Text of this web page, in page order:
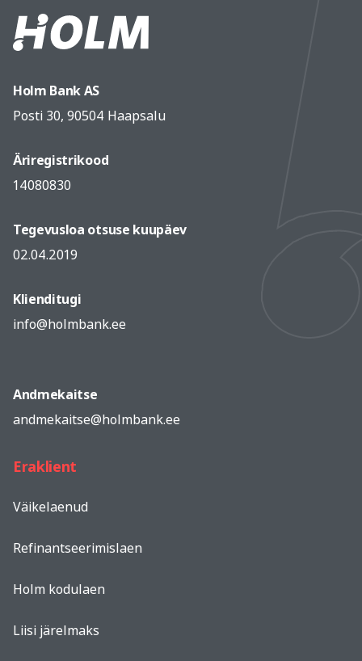
Holm Bank AS
Posti 30, 90504 Haapsalu
Äriregistrikood
14080830
Tegevusloa otsuse kuupäev
02.04.2019
Klienditugi
info@holmbank.ee
Andmekaitse
andmekaitse@holmbank.ee
Eraklient
Väikelaenud
Refinantseerimislaen
Holm kodulaen
Liisi järelmaks